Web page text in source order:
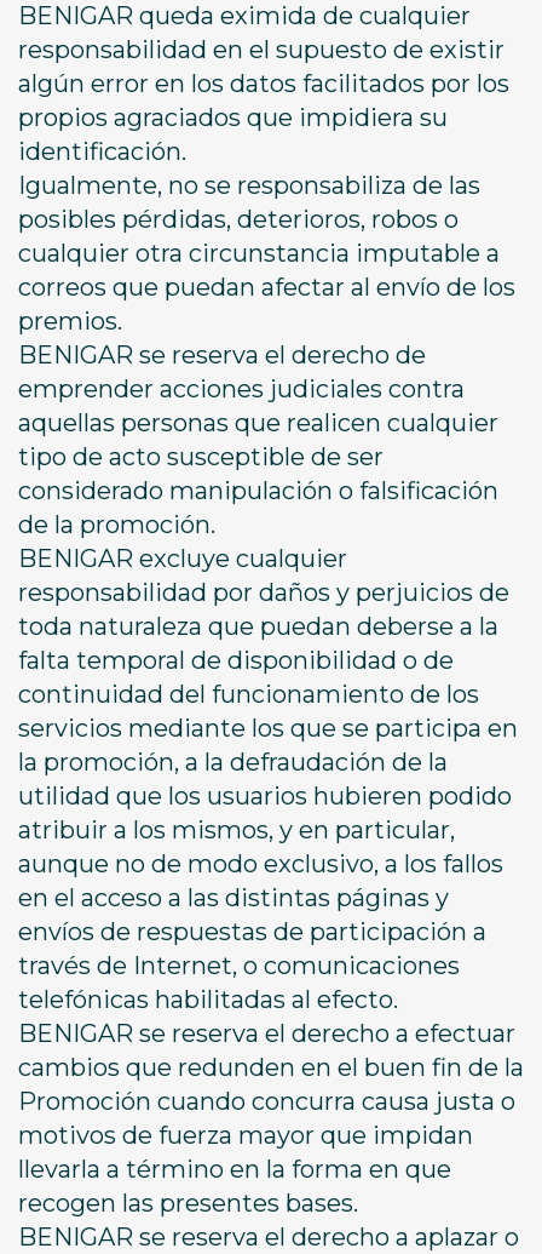
BENIGAR queda eximida de cualquier
responsabilidad en el supuesto de existir
algún error en los datos facilitados por los
propios agraciados que impidiera su
identificación.
Igualmente, no se responsabiliza de las
posibles pérdidas, deterioros, robos o
cualquier otra circunstancia imputable a
correos que puedan afectar al envío de los
premios.
BENIGAR se reserva el derecho de
emprender acciones judiciales contra
aquellas personas que realicen cualquier
tipo de acto susceptible de ser
considerado manipulación o falsificación
de la promoción.
BENIGAR excluye cualquier
responsabilidad por daños y perjuicios de
toda naturaleza que puedan deberse a la
falta temporal de disponibilidad o de
continuidad del funcionamiento de los
servicios mediante los que se participa en
la promoción, a la defraudación de la
utilidad que los usuarios hubieren podido
atribuir a los mismos, y en particular,
aunque no de modo exclusivo, a los fallos
en el acceso a las distintas páginas y
envíos de respuestas de participación a
través de Internet, o comunicaciones
telefónicas habilitadas al efecto.
BENIGAR se reserva el derecho a efectuar
cambios que redunden en el buen fin de la
Promoción cuando concurra causa justa o
motivos de fuerza mayor que impidan
llevarla a término en la forma en que
recogen las presentes bases.
BENIGAR se reserva el derecho a aplazar o